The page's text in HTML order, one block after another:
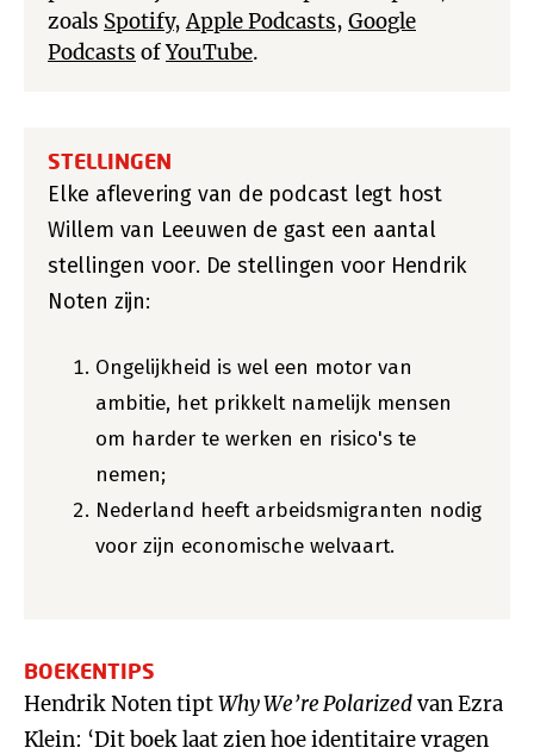
zoals Spotify,Apple Podcasts, Google
Podcasts ofYouTube.
STELLINGEN
Elke aflevering van de podcast legt host
Willem van Leeuwen de gast een aantal
stellingen voor. De stellingen voor Hendrik
Noten zijn:
Ongelijkheid is wel een motor van
ambitie, het prikkelt namelijk mensen
om harder te werken en risico's te
nemen;
Nederland heeft arbeidsmigranten nodig
voor zijn economische welvaart.
BOEKENTIPS
Hendrik Noten tiptWhy We’re Polarizedvan Ezra
Klein: ‘Dit boek laat zien hoe identitaire vragen